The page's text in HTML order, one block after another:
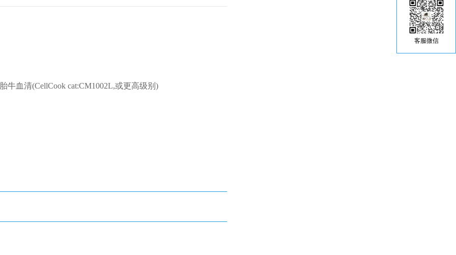
牛血清(CellCook cat:CM1002L,或更高级别)
客服微信